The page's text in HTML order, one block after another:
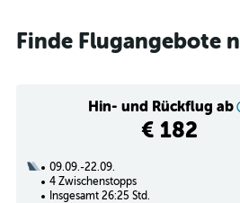
Finde Flugangebote
Hin- und Rückflug ab
€ 182
09.09.-22.09.
4 Zwischenstopps
Insgesamt 26:25 Std.